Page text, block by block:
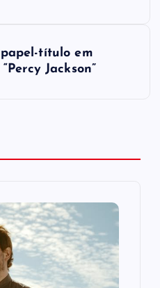
título em
Jackson”